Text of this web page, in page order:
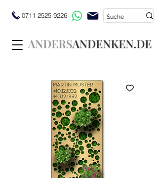
0711-2525 9226